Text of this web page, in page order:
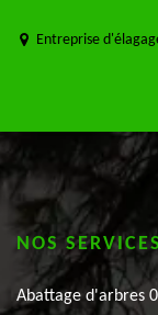
Entreprise
NOS SERVICES
Abattage d'arbres